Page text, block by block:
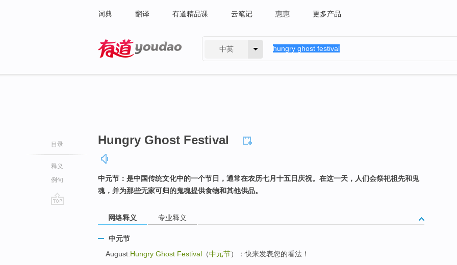
词典 翻译 有道精品课 云笔记 惠惠 更多产品
中英
目录
释义
例句
Hungry Ghost Festival
中元节：是中国传统文化中的一个节日，通常在农历七月十五日庆祝。在这一天，人们会祭祀祖先和鬼
魂，并为那些无家可归的鬼魂提供食物和其他供品。
网络释义 专业释义
中元节
August:Hungry Ghost Festival （中元节）：快来发表您的看法！